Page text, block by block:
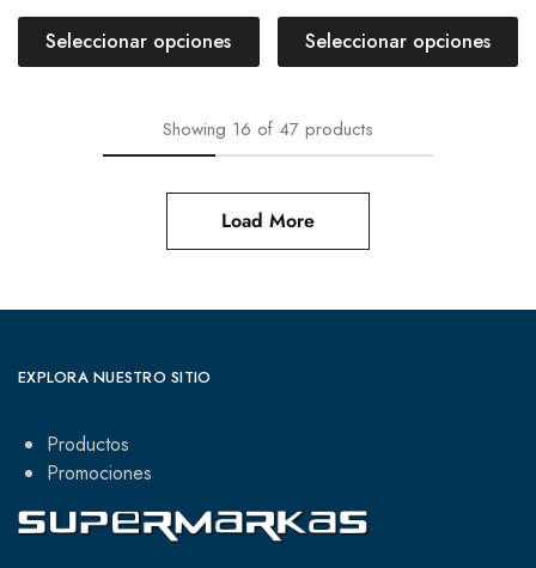
Seleccionar opciones Seleccionar opciones
Showing 16 of 47 products
Load More
EXPLORA NUESTRO SITIO
Productos
Promociones